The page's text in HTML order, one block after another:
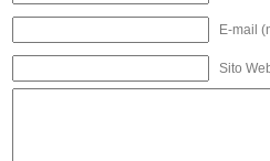
E-mail
Sito